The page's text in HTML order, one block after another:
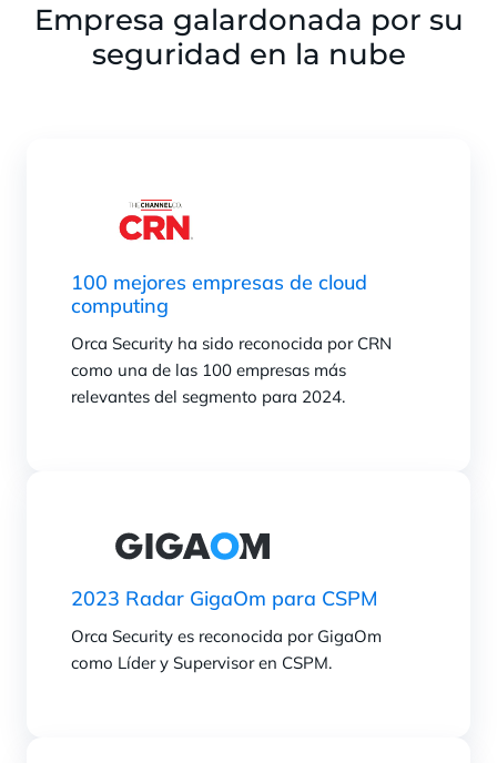
Empresa galardonada por su
seguridad en la nube
100 mejores empresas de cloud
computing
Orca Security ha sido reconocida por CRN
como una de las 100 empresas más
relevantes del segmento para 2024.
2023 Radar GigaOm para CSPM
Orca Security es reconocida por GigaOm
como Líder y Supervisor en CSPM.